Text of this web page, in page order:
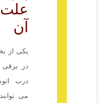
علت خرابی
یکی از بخش های مهم یک
در برقی فتوسل یا چشم
درب اتوماتیک است که
می توانند امنیت افراد را